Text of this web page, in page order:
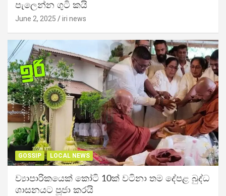
පැලෙන්න ගුටි කයි
June 2, 2025 iri news
GOSSIP LOCAL NEWS
ව්‍යාපාරිකයෙක් කෝටි 10ක් වටිනා තම දේපළ බුද්ධ
ශාසනයට පූජා කරයි